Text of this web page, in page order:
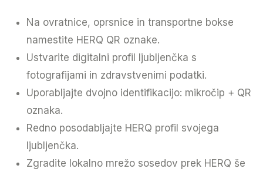
Na ovratnice, oprsnice in transportne bokse
namestite HERQ QR oznake.
Ustvarite digitalni profil ljubljenčka s
fotografijami in zdravstvenimi podatki.
Uporabljajte dvojno identifikacijo: mikročip + QR
oznaka.
Redno posodabljajte HERQ profil svojega
ljubljenčka.
Zgradite lokalno mrežo sosedov prek HERQ še